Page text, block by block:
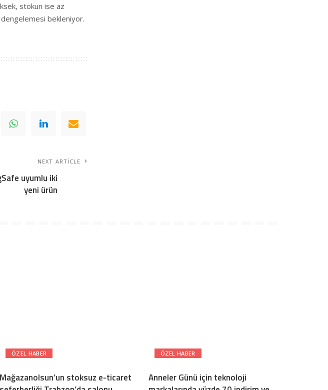
stokun ise az
dengelemesi bekleniyor.
NEXT ARTICLE
uyumlu iki
yeni ürün
ÖZEL HABER
Mağazanolsun’un stoksuz e-ticaret
ÖZEL HABER
Anneler Günü için teknoloji